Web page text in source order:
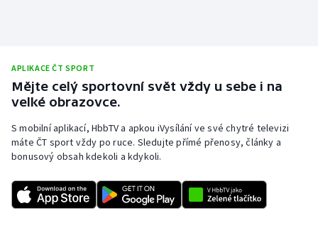
APLIKACE ČT SPORT
Mějte celý sportovní svět vždy u sebe i na
velké obrazovce.
S mobilní aplikací, HbbTV a apkou iVysílání ve své chytré televizi
máte ČT sport vždy po ruce. Sledujte přímé přenosy, články a
bonusový obsah kdekoli a kdykoli.